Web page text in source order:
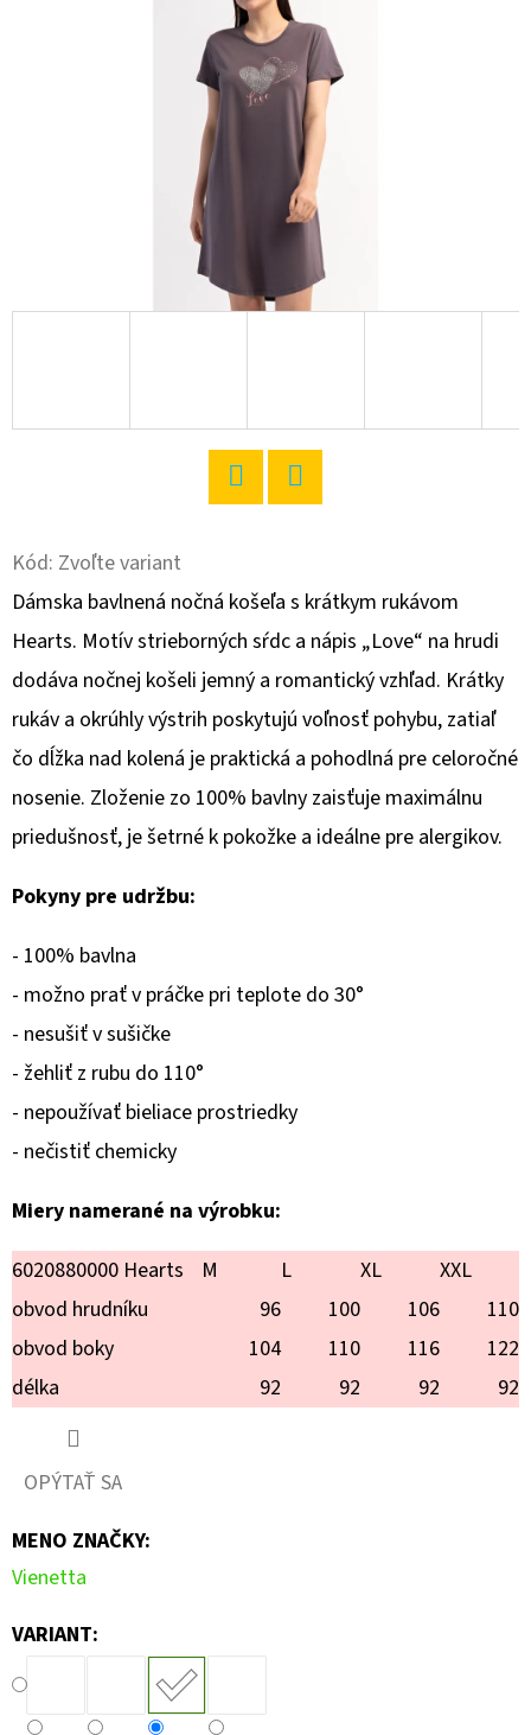
Kód: Zvoľte variant
Dámska bavlnená nočná košeľa s krátkym rukávom
Hearts. Motív strieborných sŕdc a nápis „Love“ na hrudi
dodáva nočnej košeli jemný a romantický vzhľad. Krátky
rukáv a okrúhly výstrih poskytujú voľnosť pohybu, zatiaľ
čo dĺžka nad kolená je praktická a pohodlná pre celoročné
nosenie. Zloženie zo 100% bavlny zaisťuje maximálnu
priedušnosť, je šetrné k pokožke a ideálne pre alergikov.
Pokyny pre udržbu:
- 100% bavlna
- možno prať v práčke pri teplote do 30°
- nesušiť v sušičke
- žehliť z rubu do 110°
- nepoužívať bieliace prostriedky
- nečistiť chemicky
Miery namerané na výrobku:
6020880000 Hearts
M L XL
XXL
obvod hrudníku
96 100 106
110
obvod boky
104 110 116
122
délka
92 92 92 92
OPÝTAŤ SA
MENO ZNAČKY:
Vienetta
VARIANT:
HĽADAŤ
O
A
M
E
DÁMSKE
DOMÁCE
ŠATY
S
KRÁTKYM
TOY
PUDEL
€18,90